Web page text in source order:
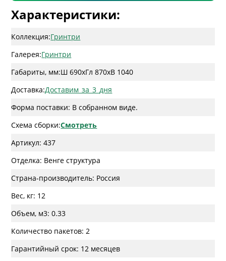
Характеристики:
Коллекция:Гринтри
Галерея:Гринтри
Габариты, мм:Ш 690xГл 870xВ 1040
Доставка:Доставим_за_3_дня
Форма поставки: В собранном виде.
Схема сборки:Смотреть
Артикул: 437
Отделка: Венге структура
Страна-производитель: Россия
Вес, кг: 12
Объем, м3: 0.33
Количество пакетов: 2
Гарантийный срок: 12 месяцев